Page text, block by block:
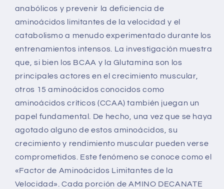
anabólicos y prevenir la deficiencia de
aminoácidos limitantes de la velocidad y el
catabolismo a menudo experimentado durante los
entrenamientos intensos. La investigación muestra
que, si bien los BCAA y la Glutamina son los
principales actores en el crecimiento muscular,
otros 15 aminoácidos conocidos como
aminoácidos críticos (CCAA) también juegan un
papel fundamental. De hecho, una vez que se haya
agotado alguno de estos aminoácidos, su
crecimiento y rendimiento muscular pueden verse
comprometidos. Este fenómeno se conoce como el
«Factor de Aminoácidos Limitantes de la
Velocidad». Cada porción de AMINO DECANATE